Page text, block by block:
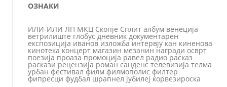
ОЗНАКИ
ИЛИ-ИЛИ ЛП МКЦ Скопје Сплит албум венеција
ветрилиште глобус дневник документарен
експозиција иванов изложба интервју кан киненова
кинотека концерт магазин мезанин награди осврт
поезија проаза промоција равел радио расказ
раскази рецензија роман санденс телевизија телма
урбан фестивал филм филмополис филтер
фипресци фудбал шрапнел јубилеј ќорвезироска